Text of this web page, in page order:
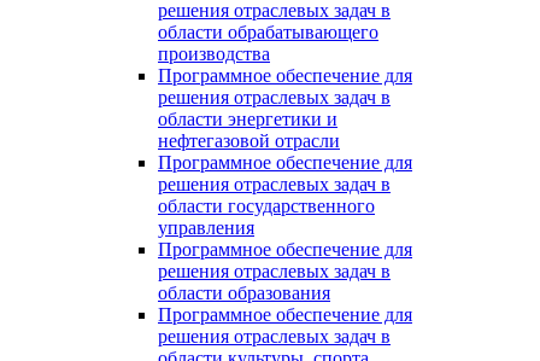
решения отраслевых задач в
области обрабатывающего
производства
Программное обеспечение для
решения отраслевых задач в
области энергетики и
нефтегазовой отрасли
Программное обеспечение для
решения отраслевых задач в
области государственного
управления
Программное обеспечение для
решения отраслевых задач в
области образования
Программное обеспечение для
решения отраслевых задач в